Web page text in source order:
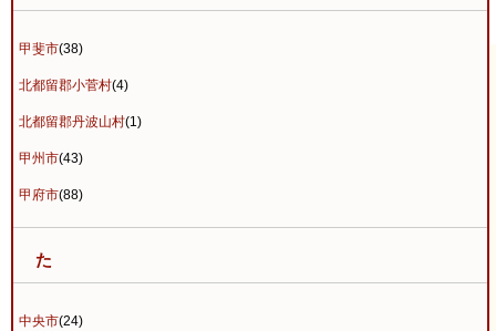
甲斐市(38)
北都留郡小菅村(4)
北都留郡丹波山村(1)
甲州市(43)
甲府市(88)
た
中央市(24)